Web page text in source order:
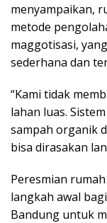
menyampaikan,
metode
maggotisasi,
sederhana dan
“Kami tidak
lahan luas.
sampah organik
bisa dirasakan
Peresmian
langkah awal
Bandung untuk